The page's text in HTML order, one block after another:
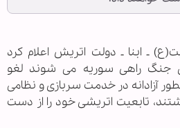
ـ ابنا ـ دولت اتریش اعلام کرد
جنگ راهی سوریه می شوند لغو
آزادانه در خدمت سربازی و نظامی
تابعیت اتریشی خود را از دست